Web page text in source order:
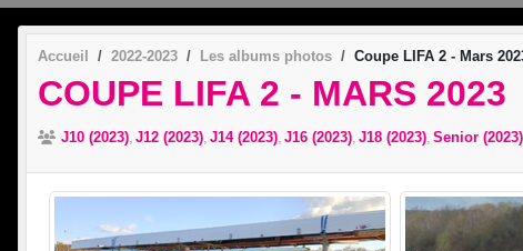
Accueil 2022-2023 Les albums photos Coupe LIFA 2 - Mars
COUPE LIFA 2 - MARS 2023
J10 (2023) J12 (2023) J14 (2023) J16 (2023) J18 (2023) Senior (2023)